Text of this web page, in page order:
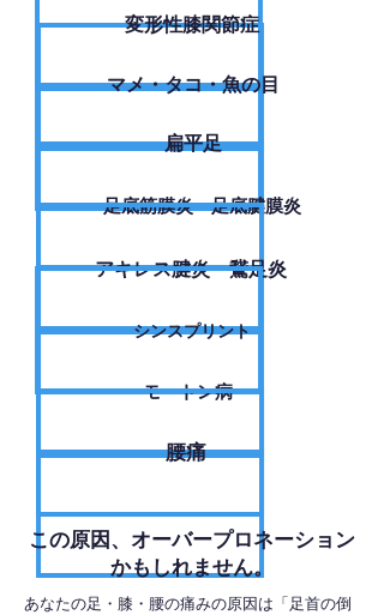
変形性膝関節症
​マメ・タコ・魚の目
扁平足
足底筋膜炎・足底腱膜炎
アキレス腱炎・鵞足炎
シンスプリント
モートン病
腰痛
​この原因、オーバープロネーション
かもしれません。
あなたの足・膝・腰の痛みの原因は「足首の倒